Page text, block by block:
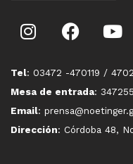
Tel: 03472 -470119 /
Mesa de entrada:
Email:
Dirección: Córdoba 48,